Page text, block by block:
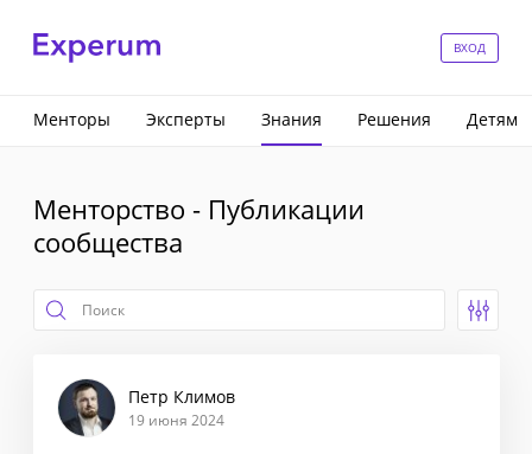
ВХОД
Менторы Эксперты Знания Решения Детям
Менторство - Публикации
сообщества
Петр Климов
19 июня 2024